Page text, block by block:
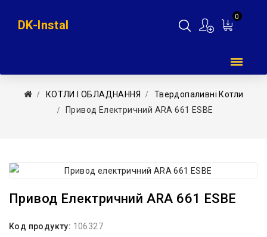
0
DK-Instal
КОТЛИ І ОБЛАДНАННЯ
Твердопаливні Котли
Привод Електричний ARA 661 ESBE
Привод Електричний ARA 661 ESBE
Код продукту: 106327